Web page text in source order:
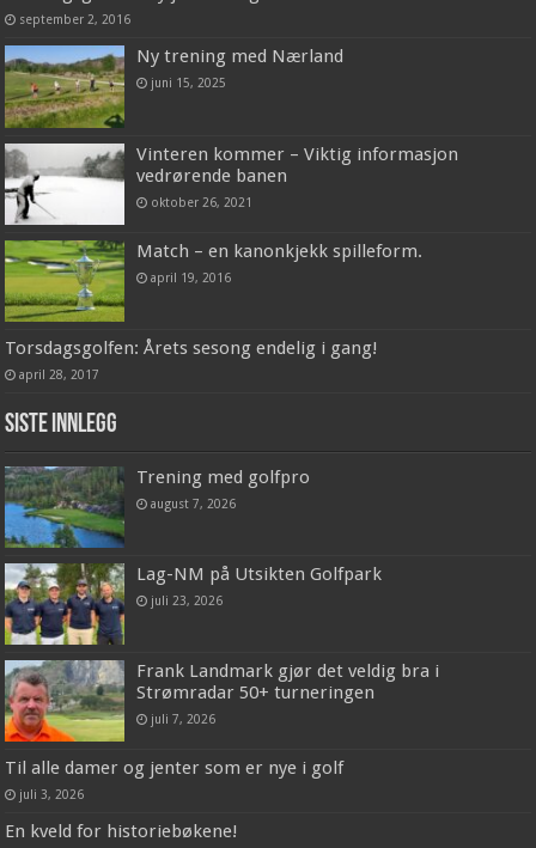
september 2, 2016
Ny trening med Nærland
juni 15, 2025
Vinteren kommer – Viktig informasjon
vedrørende banen
oktober 26, 2021
Match – en kanonkjekk spilleform.
april 19, 2016
Torsdagsgolfen: Årets sesong endelig i gang!
april 28, 2017
Siste innlegg
Trening med golfpro
august 7, 2026
Lag-NM på Utsikten Golfpark
juli 23, 2026
Frank Landmark gjør det veldig bra i
Strømradar 50+ turneringen
juli 7, 2026
Til alle damer og jenter som er nye i golf
juli 3, 2026
En kveld for historiebøkene!